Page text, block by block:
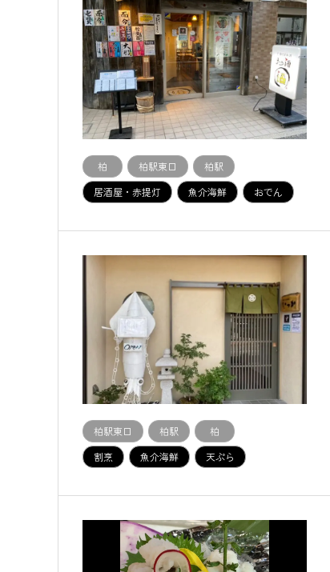
柏 柏駅東口
柏駅
居酒屋・赤提灯
魚介海鮮 おでん
柏駅東口 柏駅
柏
割烹
魚介海鮮 天ぷら